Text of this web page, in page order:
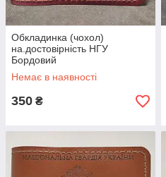
Обкладинка (чохол)
на.достовірність НГУ
Бордовий
Немає в наявності
350 ₴